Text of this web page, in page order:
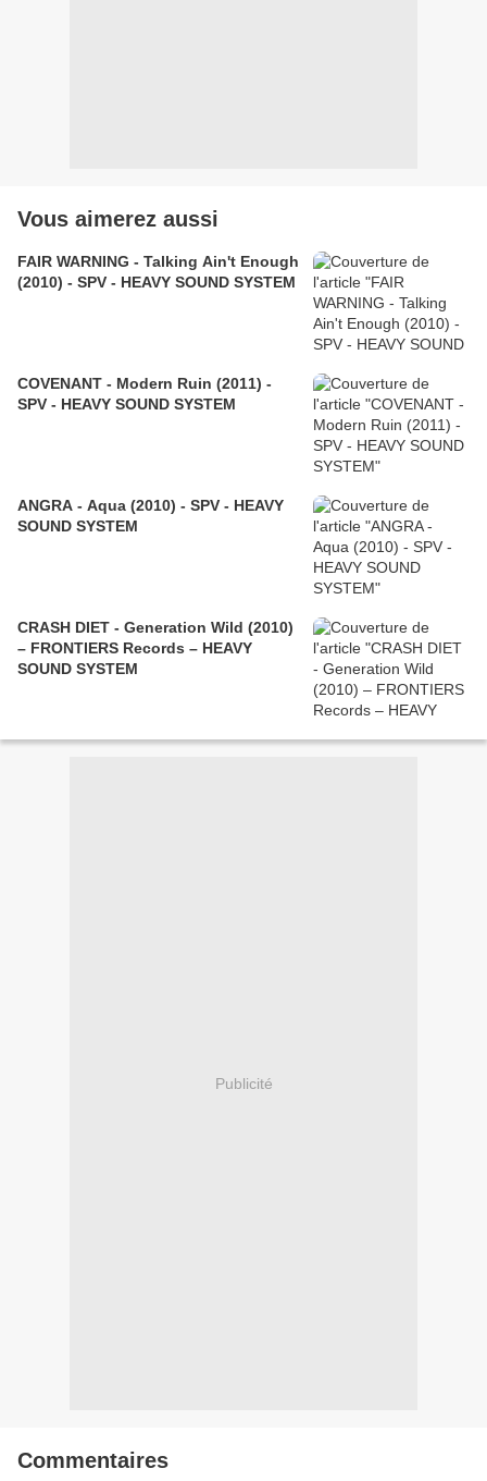
Vous aimerez aussi
FAIR WARNING - Talking Ain't Enough
(2010) - SPV - HEAVY SOUND SYSTEM
COVENANT - Modern Ruin (2011) -
SPV - HEAVY SOUND SYSTEM
ANGRA - Aqua (2010) - SPV - HEAVY
SOUND SYSTEM
CRASH DIET - Generation Wild (2010)
– FRONTIERS Records – HEAVY
SOUND SYSTEM
Publicité
Commentaires